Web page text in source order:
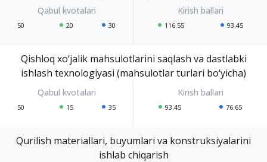
50 20 30 116.55 93.45
Qishloq xo‘jalik mahsulotlarini saqlash va dastlabki
ishlash texnologiyasi (mahsulotlar turlari bo‘yicha)
50 15 35 93.45 76.65
Qurilish materiallari, buyumlari va konstruksiyalarini
ishlab chiqarish